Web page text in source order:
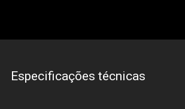
Especificações técnicas